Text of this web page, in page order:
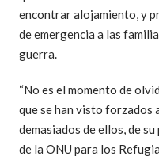
encontrar alojamiento, y
de emergencia a las
guerra.
“No es el momento de
que se han visto forzados
demasiados de ellos, de
de la ONU para los